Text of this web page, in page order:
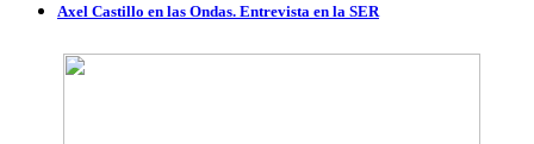
Axel Castillo en las Ondas. Entrevista en la SER